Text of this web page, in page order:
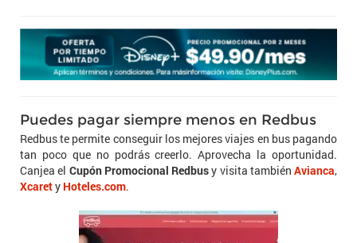
Puedes pagar siempre menos en Redbus
Redbus te permite conseguir los mejores viajes en bus pagando
tan poco que no podrás creerlo. Aprovecha la oportunidad.
Canjea el Cupón Promocional Redbusy visita también Avianca,
Xcarety Hoteles.com.